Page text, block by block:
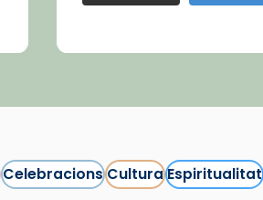
CelebracionsCulturaEspiritualitat